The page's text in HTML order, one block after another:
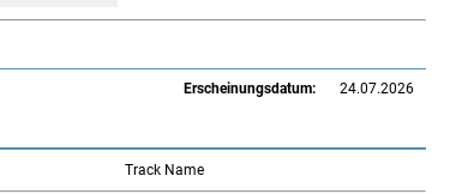
Erscheinungsdatum: 24.07.2026
Track Name